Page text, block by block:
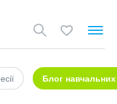
Блог навчальних